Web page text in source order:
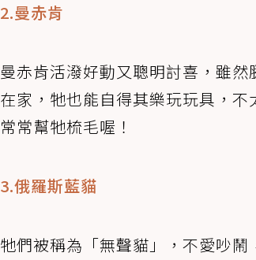
2.曼赤肯
曼赤肯活潑好動又聰明討喜，雖
在家，牠也能自得其樂玩玩具，
常常幫牠梳毛喔！
3.俄羅斯藍貓
牠們被稱為「無聲貓」，不愛吵